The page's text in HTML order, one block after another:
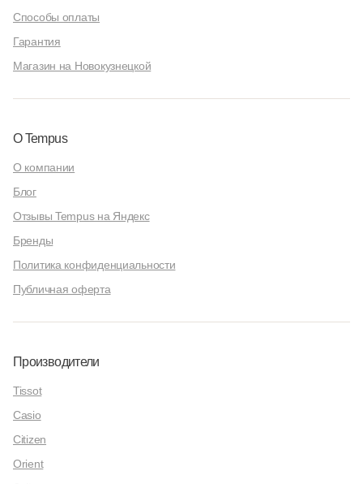
Способы оплаты
Гарантия
Магазин на Новокузнецкой
О Tempus
О компании
Блог
Отзывы Tempus на Яндекс
Бренды
Политика конфиденциальности
Публичная оферта
Производители
Tissot
Casio
Citizen
Orient